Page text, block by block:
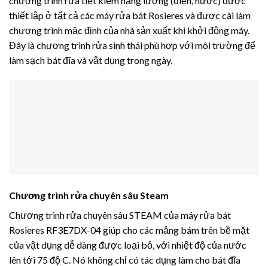
thiết lập ở tất cả các máy rửa bát Rosieres và được cài làm
chương trình mặc định của nhà sản xuất khi khởi động máy.
Đây là chương trình rửa sinh thái phù hợp với môi trường để
làm sạch bát đĩa và vật dụng trong ngày.
Chương trình rửa chuyên sâu Steam
Chương trình rửa chuyên sâu STEAM của máy rửa bát
Rosieres RF3E7DX-04 giúp cho các mảng bám trên bề mặt
của vật dụng dễ dàng được loại bỏ, với nhiệt độ của nước
lên tới 75 độ C. Nó không chỉ có tác dụng làm cho bát đĩa